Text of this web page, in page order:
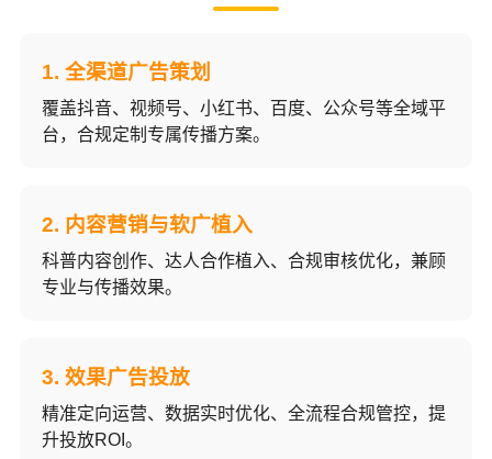
1. 全渠道广告策划
覆盖抖音、视频号、小红书、百度、公众号等全域平
台，合规定制专属传播方案。
2. 内容营销与软广植入
科普内容创作、达人合作植入、合规审核优化，兼顾
专业与传播效果。
3. 效果广告投放
精准定向运营、数据实时优化、全流程合规管控，提
升投放ROI。